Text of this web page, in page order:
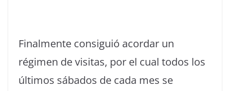
Finalmente consiguió acordar un
régimen de visitas, por el cual todos los
últimos sábados de cada mes se